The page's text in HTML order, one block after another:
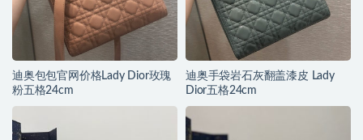
迪奥包包官网价格Lady Dior玫瑰
粉五格24cm
迪奥手袋岩石灰翻盖漆皮 Lady
Dior五格24cm